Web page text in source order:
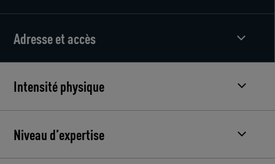
Adresse et accès
Intensité physique
Niveau d’expertise